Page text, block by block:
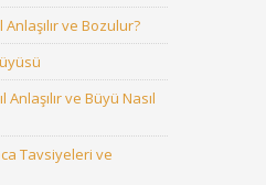
ve Bozulur?
Anlaşılır ve Büyü Nasıl
Tavsiyeleri ve